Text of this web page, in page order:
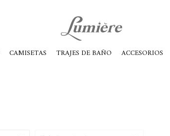
CAMISETAS TRAJES DE BAÑO ACCESORIOS